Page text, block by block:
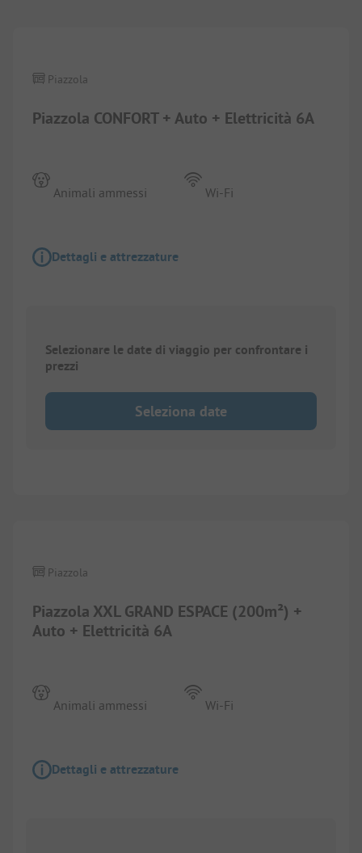
Piazzola CONFORT + Auto + Elettricità 6A
Piazzola
Animali ammessi Wi-Fi
Dettagli e attrezzature
Selezionare le date di viaggio per confrontare i
prezzi
Seleziona date
Piazzola XXL GRAND ESPACE (200m²) +
Auto + Elettricità 6A
Piazzola
Animali ammessi Wi-Fi
Dettagli e attrezzature